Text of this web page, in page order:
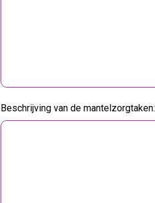
Beschrijving van de mantelzorgtaken: